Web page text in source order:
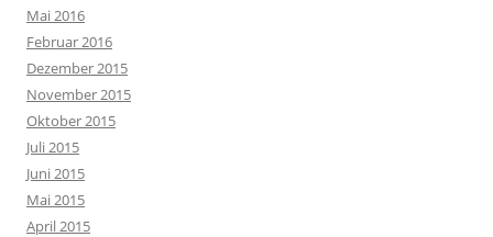
Mai 2016
Februar 2016
Dezember 2015
November 2015
Oktober 2015
Juli 2015
Juni 2015
Mai 2015
April 2015